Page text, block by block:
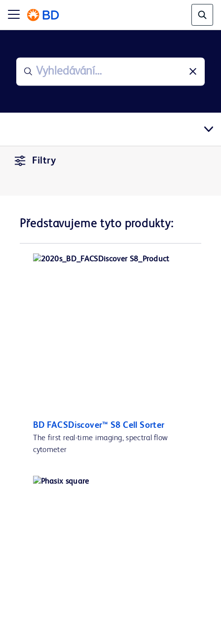
Filtry
Představujeme tyto produkty:
BD FACSDiscover™ S8 Cell Sorter
The first real-time imaging, spectral flow
cytometer